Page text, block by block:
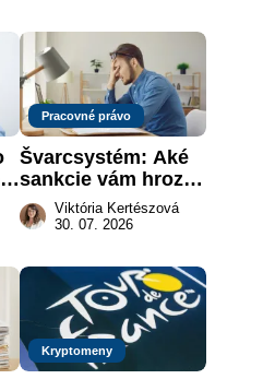
Pracovné právo
Švarcsystém: Aké
sankcie vám hrozia
a prečo nestačí
zaplatiť pokutu?
Viktória Kertészová
30. 07. 2026
Kryptomeny